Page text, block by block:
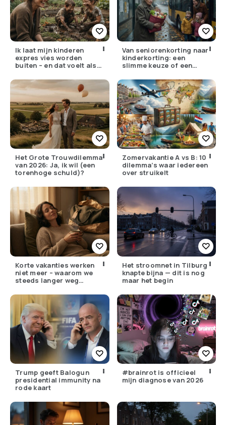
Ik laat mijn kinderen
expres vies worden
buiten – en dat voelt als
Van seniorenkorting naar
kinderkorting: een
slimme keuze of een
Het Grote Trouwdilemma
van 2026: Ja, ik wil (een
torenhoge schuld)?
Zomervakantie A vs B: 10
dilemma’s waar iedereen
over struikelt
Korte vakanties werken
niet meer – waarom we
steeds langer weg
Het stroomnet in Tilburg
knapte bijna — dit is nog
maar het begin
Trump geeft Balogun
presidential immunity na
rode kaart
#brainrot is officieel
mijn diagnose van 2026